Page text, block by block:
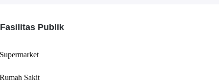
Fasilitas Publik
Supermarket
Rumah Sakit